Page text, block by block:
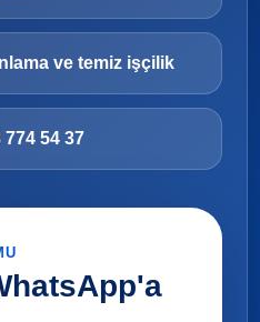
ve temiz işçilik
54 37